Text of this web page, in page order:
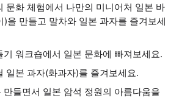
문화 체험에서 나만의 미니어처 일본 바
)을 만들고 말차와 일본 과자를 즐겨보세
기 워크숍에서 일본 문화에 빠져보세요.
일본 과자(화과자)를 즐겨보세요.
만들면서 일본 암석 정원의 아름다움을